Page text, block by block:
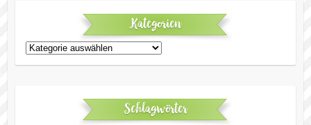
Kategorien
Kategorien
Schlagwörter